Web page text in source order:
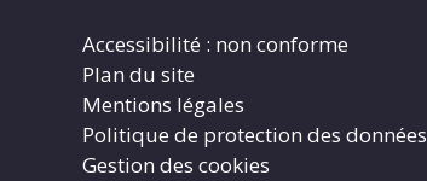
Accessibilité : non conforme
Plan du site
Mentions légales
Politique de protection des données
Gestion des cookies